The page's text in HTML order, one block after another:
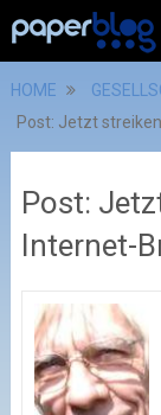
HOME
Post: Jetzt
Post:
Internet-